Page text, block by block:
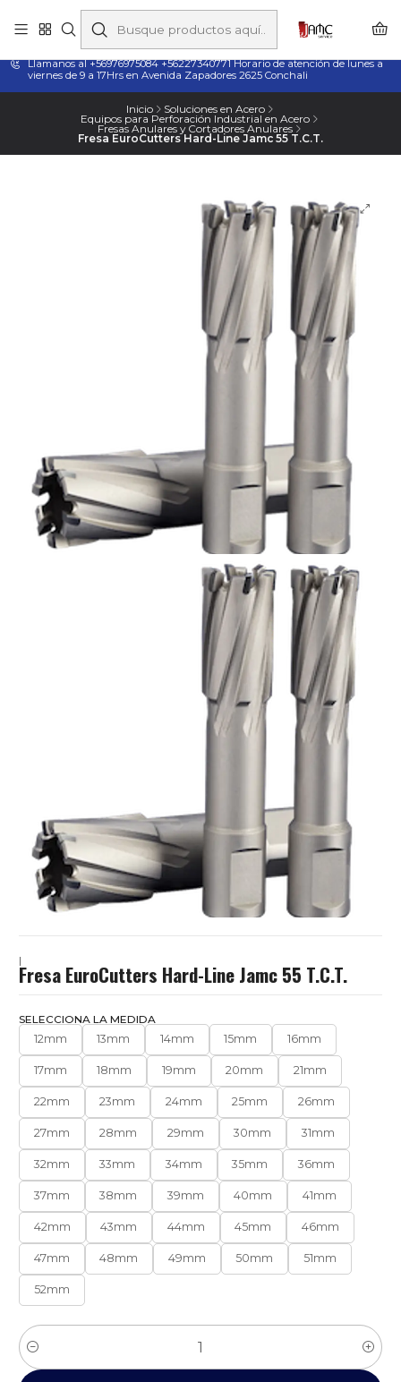
Taladros Magnéticos en Chile | Venta, Arriendo y Servicio
Técnico
Llamanos al +56976975084 +56227340771 Horario de atención de lunes a
viernes de 9 a 17Hrs en Avenida Zapadores 2625 Conchali
Inicio Soluciones en Acero
Equipos para Perforación Industrial en Acero
Fresas Anulares y Cortadores Anulares
Fresa EuroCutters Hard-Line Jamc 55 T.C.T.
|
Fresa EuroCutters Hard-Line Jamc 55 T.C.T.
SELECCIONA LA MEDIDA
12mm
13mm 14mm 15mm 16mm
17mm 18mm 19mm 20mm 21mm
22mm 23mm 24mm 25mm 26mm
27mm 28mm 29mm 30mm 31mm
32mm 33mm 34mm 35mm 36mm
37mm 38mm 39mm 40mm 41mm
42mm 43mm 44mm 45mm 46mm
47mm 48mm 49mm 50mm 51mm
52mm
Cantidad